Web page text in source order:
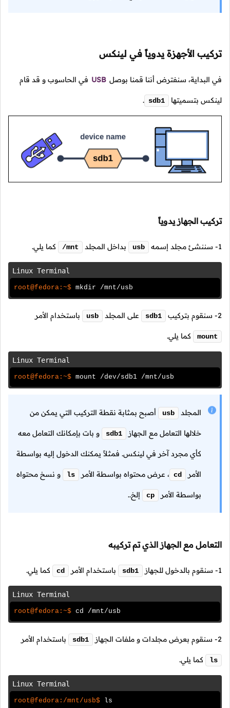
تركيب الأجهزة يدوياً في لينكس
في البداية، سنفترض أننا قمنا بوصل USB في الحاسوب و قد قام
لينكس بتسميتها sdb1
.
تركيب الجهاز يدوياً
1- سننشئ مجلد إسمه usb بداخل المجلد /mnt كما يلي.
Linux Terminal
root@fedora:~$ mkdir /mnt/usb
2- سنقوم بتركيب sdb1 على المجلد usb باستخدام الأمر
mount كما يلي.
Linux Terminal
root@fedora:~$ mount /dev/sdb1 /mnt/usb
المجلد usb أصبح بمثابة نقطة التركيب التي يمكن من
خلالها التعامل مع الجهاز sdb1 و بات بإمكانك التعامل معه
كأي مجرد آخر في لينكس. فمثلاً يمكنك الدخول إليه بواسطة
الأمر cd ، عرض محتواه بواسطة الأمر ls و نسخ محتواه
بواسطة الأمر cp إلخ..
التعامل مع الجهاز الذي تم تركيبه
1- سنقوم بالدخول للجهاز sdb1 باستخدام الأمر cd كما يلي.
Linux Terminal
root@fedora:~$ cd /mnt/usb
2- سنقوم بعرض مجلدات و ملفات الجهاز sdb1 باستخدام الأمر
ls كما يلي.
Linux Terminal
root@fedora:/mnt/usb$ ls